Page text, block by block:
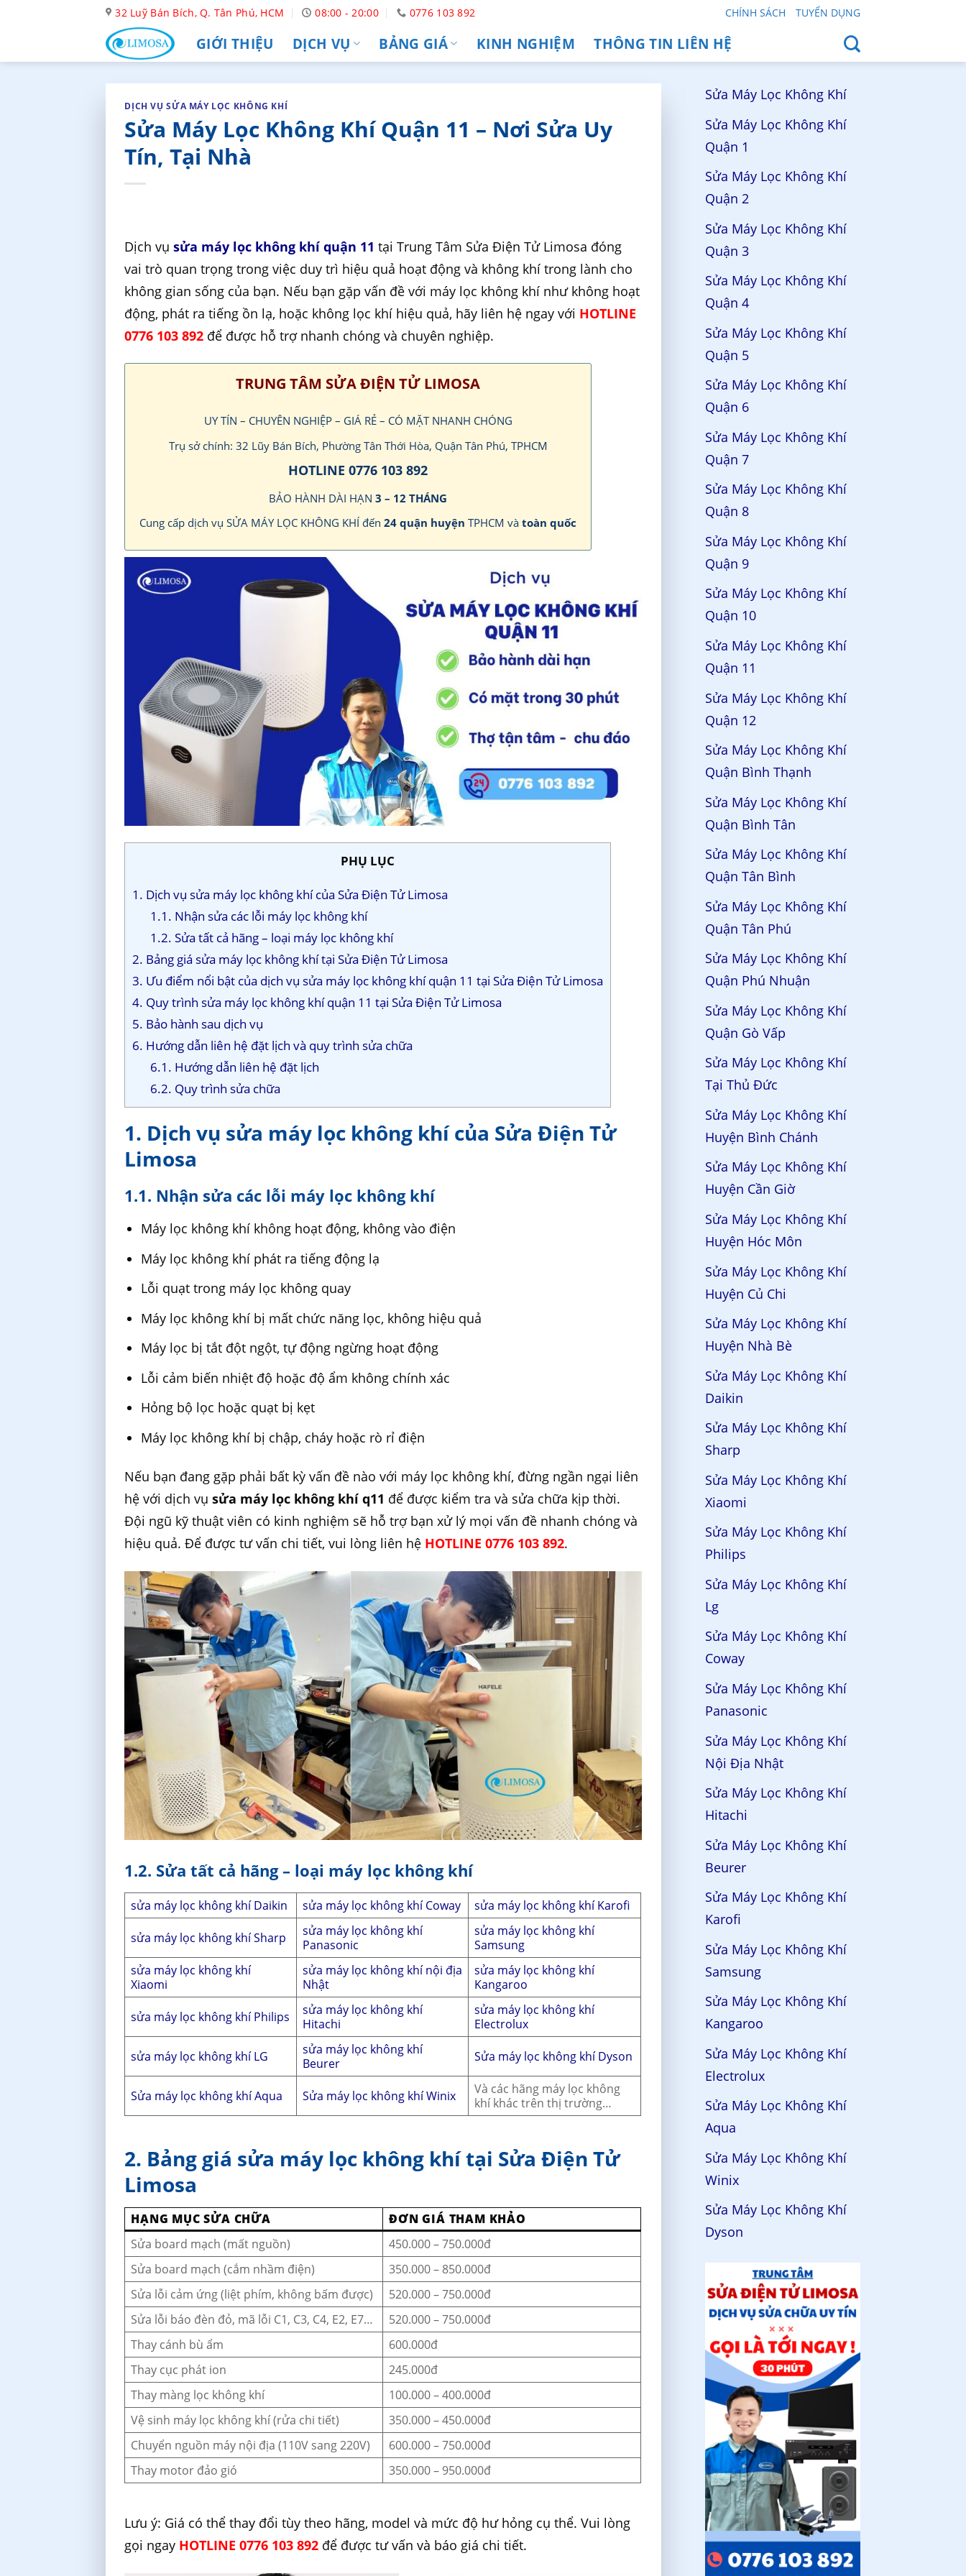
32 Luỹ Bán Bích, Q. Tân Phú, HCM 08:00 - 20:00 0776 103 892 CHÍNH SÁCH TUYỂN DỤNG
GIỚI THIỆU DỊCH VỤ BẢNG GIÁ KINH NGHIỆM THÔNG TIN LIÊN HỆ
DỊCH VỤ SỬA MÁY LỌC KHÔNG KHÍ
Sửa Máy Lọc Không Khí Quận 11 – Nơi Sửa Uy
Tín, Tại Nhà
Dịch vụsửa máy lọc không khí quận 11 tại Trung Tâm Sửa Điện Tử Limosa đóng
vai trò quan trọng trong việc duy trì hiệu quả hoạt động và không khí trong lành cho
không gian sống của bạn. Nếu bạn gặp vấn đề với máy lọc không khí như không hoạt
động, phát ra tiếng ồn lạ, hoặc không lọc khí hiệu quả, hãy liên hệ ngay với HOTLINE
0776 103 892 để được hỗ trợ nhanh chóng và chuyên nghiệp.
TRUNG TÂM SỬA ĐIỆN TỬ LIMOSA
UY TÍN – CHUYÊN NGHIỆP – GIÁ RẺ – CÓ MẶT NHANH CHÓNG
Trụ sở chính: 32 Lũy Bán Bích, Phường Tân Thới Hòa, Quận Tân Phú, TPHCM
HOTLINE 0776 103 892
BẢO HÀNH DÀI HẠN3 – 12 THÁNG
Cung cấp dịch vụ SỬA MÁY LỌC KHÔNG KHÍ đến24 quận huyện TPHCM vàtoàn quốc
PHỤ LỤC
1. Dịch vụ sửa máy lọc không khí của Sửa Điện Tử Limosa
1.1. Nhận sửa các lỗi máy lọc không khí
1.2. Sửa tất cả hãng – loại máy lọc không khí
2. Bảng giá sửa máy lọc không khí tại Sửa Điện Tử Limosa
3. Ưu điểm nổi bật của dịch vụ sửa máy lọc không khí quận 11 tại Sửa Điện Tử Limosa
4. Quy trình sửa máy lọc không khí quận 11 tại Sửa Điện Tử Limosa
5. Bảo hành sau dịch vụ
6. Hướng dẫn liên hệ đặt lịch và quy trình sửa chữa
6.1. Hướng dẫn liên hệ đặt lịch
6.2. Quy trình sửa chữa
1. Dịch vụ sửa máy lọc không khí của Sửa Điện Tử
Limosa
1.1. Nhận sửa các lỗi máy lọc không khí
Máy lọc không khí không hoạt động, không vào điện
Máy lọc không khí phát ra tiếng động lạ
Lỗi quạt trong máy lọc không quay
Máy lọc không khí bị mất chức năng lọc, không hiệu quả
Máy lọc bị tắt đột ngột, tự động ngừng hoạt động
Lỗi cảm biến nhiệt độ hoặc độ ẩm không chính xác
Hỏng bộ lọc hoặc quạt bị kẹt
Máy lọc không khí bị chập, cháy hoặc rò rỉ điện
Nếu bạn đang gặp phải bất kỳ vấn đề nào với máy lọc không khí, đừng ngần ngại liên
hệ với dịch vụsửa máy lọc không khí q11 để được kiểm tra và sửa chữa kịp thời.
Đội ngũ kỹ thuật viên có kinh nghiệm sẽ hỗ trợ bạn xử lý mọi vấn đề nhanh chóng và
hiệu quả. Để được tư vấn chi tiết, vui lòng liên hệ HOTLINE 0776 103 892.
1.2. Sửa tất cả hãng – loại máy lọc không khí
sửa máy lọc không khí Daikin sửa máy lọc không khí Coway sửa máy lọc không khí Karofi
sửa máy lọc không khí Sharp
sửa máy lọc không khí
Panasonic
sửa máy lọc không khí
Samsung
sửa máy lọc không khí
Xiaomi
sửa máy lọc không khí nội địa
Nhật
sửa máy lọc không khí
Kangaroo
sửa máy lọc không khí Philips
sửa máy lọc không khí
Hitachi
sửa máy lọc không khí
Electrolux
sửa máy lọc không khí LG
sửa máy lọc không khí
Beurer
Sửa máy lọc không khí Dyson
Sửa máy lọc không khí Aqua Sửa máy lọc không khí Winix
Và các hãng máy lọc không
khí khác trên thị trường…
2. Bảng giá sửa máy lọc không khí tại Sửa Điện Tử
Limosa
HẠNG MỤC SỬA CHỮA
ĐƠN GIÁ THAM KHẢO
Sửa board mạch (mất nguồn)
450.000 – 750.000đ
Sửa board mạch (cắm nhầm điện)
350.000 – 850.000đ
Sửa lỗi cảm ứng (liệt phím, không bấm được)
520.000 – 750.000đ
Sửa lỗi báo đèn đỏ, mã lỗi C1, C3, C4, E2, E7…
520.000 – 750.000đ
Thay cánh bù ẩm
600.000đ
Thay cục phát ion
245.000đ
Thay màng lọc không khí
100.000 – 400.000đ
Vệ sinh máy lọc không khí (rửa chi tiết)
350.000 – 450.000đ
Chuyển nguồn máy nội địa (110V sang 220V)
600.000 – 750.000đ
Thay motor đảo gió
350.000 – 950.000đ
Lưu ý: Giá có thể thay đổi tùy theo hãng, model và mức độ hư hỏng cụ thể. Vui lòng
gọi ngay HOTLINE 0776 103 892 để được tư vấn và báo giá chi tiết.
Sửa Máy Lọc Không Khí
Sửa Máy Lọc Không Khí
Quận 1
Sửa Máy Lọc Không Khí
Quận 2
Sửa Máy Lọc Không Khí
Quận 3
Sửa Máy Lọc Không Khí
Quận 4
Sửa Máy Lọc Không Khí
Quận 5
Sửa Máy Lọc Không Khí
Quận 6
Sửa Máy Lọc Không Khí
Quận 7
Sửa Máy Lọc Không Khí
Quận 8
Sửa Máy Lọc Không Khí
Quận 9
Sửa Máy Lọc Không Khí
Quận 10
Sửa Máy Lọc Không Khí
Quận 11
Sửa Máy Lọc Không Khí
Quận 12
Sửa Máy Lọc Không Khí
Quận Bình Thạnh
Sửa Máy Lọc Không Khí
Quận Bình Tân
Sửa Máy Lọc Không Khí
Quận Tân Bình
Sửa Máy Lọc Không Khí
Quận Tân Phú
Sửa Máy Lọc Không Khí
Quận Phú Nhuận
Sửa Máy Lọc Không Khí
Quận Gò Vấp
Sửa Máy Lọc Không Khí
Tại Thủ Đức
Sửa Máy Lọc Không Khí
Huyện Bình Chánh
Sửa Máy Lọc Không Khí
Huyện Cần Giờ
Sửa Máy Lọc Không Khí
Huyện Hóc Môn
Sửa Máy Lọc Không Khí
Huyện Củ Chi
Sửa Máy Lọc Không Khí
Huyện Nhà Bè
Sửa Máy Lọc Không Khí
Daikin
Sửa Máy Lọc Không Khí
Sharp
Sửa Máy Lọc Không Khí
Xiaomi
Sửa Máy Lọc Không Khí
Philips
Sửa Máy Lọc Không Khí
Lg
Sửa Máy Lọc Không Khí
Coway
Sửa Máy Lọc Không Khí
Panasonic
Sửa Máy Lọc Không Khí
Nội Địa Nhật
Sửa Máy Lọc Không Khí
Hitachi
Sửa Máy Lọc Không Khí
Beurer
Sửa Máy Lọc Không Khí
Karofi
Sửa Máy Lọc Không Khí
Samsung
Sửa Máy Lọc Không Khí
Kangaroo
Sửa Máy Lọc Không Khí
Electrolux
Sửa Máy Lọc Không Khí
Aqua
Sửa Máy Lọc Không Khí
Winix
Sửa Máy Lọc Không Khí
Dyson